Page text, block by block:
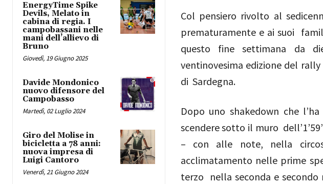
EnergyTime Spike
Devils, Melato in
cabina di regia. I
campobassani nelle
mani dell’allievo di
Bruno
Giovedì, 19 Giugno 2025
Davide Mondonico
nuovo difensore del
Campobasso
Martedì, 02 Luglio 2024
Giro del Molise in
bicicletta a 78 anni:
nuova impresa di
Luigi Cantoro
Venerdì, 21 Giugno 2024
Col pensiero rivolto al
prematuramente e ai suoi
questo fine settimana da
ventinovesima edizione del
di Sardegna.
Dopo uno shakedown che
scendere sotto il muro
– con alle note, nella
acclimatamento nelle prime
terzo nella seconda e